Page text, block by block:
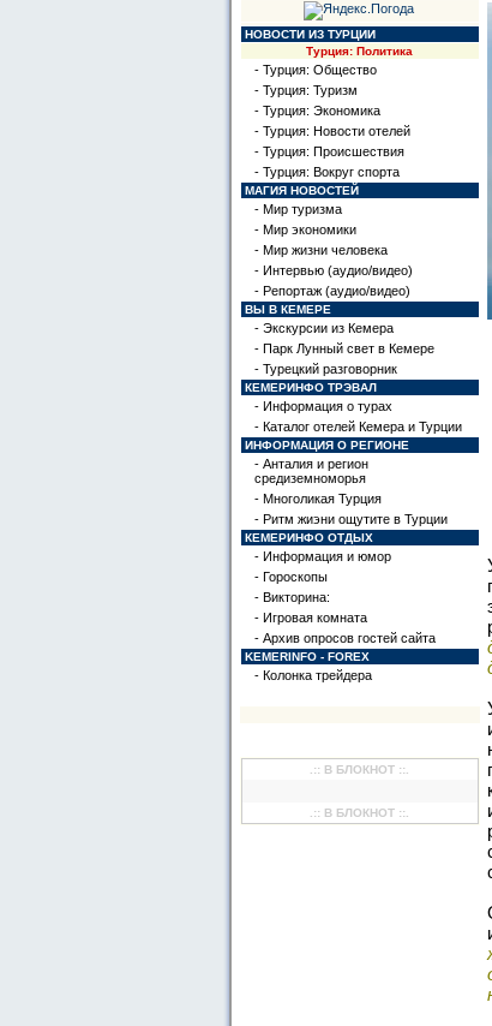
НОВОСТИ ИЗ ТУРЦИИ
Турция: Политика
- Турция: Общество
- Турция: Туризм
- Турция: Экономика
- Турция: Новости отелей
- Турция: Происшествия
- Турция: Вокруг спорта
МАГИЯ НОВОСТЕЙ
- Мир туризма
- Мир экономики
- Мир жизни человека
- Интервью (аудио/видео)
- Репортаж (аудио/видео)
ВЫ В КЕМЕРЕ
- Экскурсии из Кемера
- Парк Лунный свет в Кемере
- Турецкий разговорник
КЕМЕРИНФО ТРЭВАЛ
- Информация о турах
- Каталог отелей Кемера и Турции
ИНФОРМАЦИЯ О РЕГИОНЕ
- Анталия и регион
средиземноморья
- Многоликая Турция
- Ритм жиэни ощутите в Турции
КЕМЕРИНФО ОТДЫХ
- Информация и юмор
- Гороскопы
- Викторина:
- Игровая комната
- Архив опросов гостей сайта
KEMERINFO - FOREX
- Колонка трейдера
.:: В БЛОКНОТ ::.
.:: В БЛОКНОТ ::.